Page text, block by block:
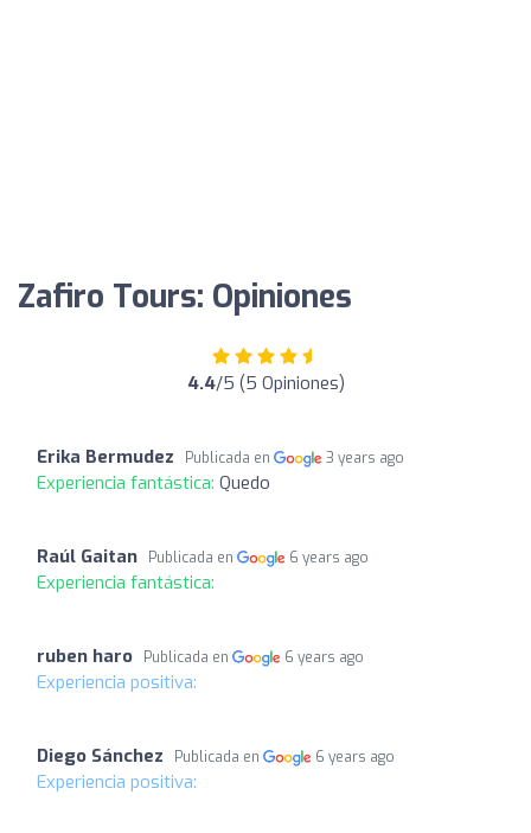
Zafiro Tours: Opiniones
4.4/5 (5 Opiniones)
Erika Bermudez Publicada en 3 years ago
Experiencia fantástica: Quedo
Raúl Gaitan Publicada en 6 years ago
Experiencia fantástica:
ruben haro Publicada en 6 years ago
Experiencia positiva:
Diego Sánchez Publicada en 6 years ago
Experiencia positiva: